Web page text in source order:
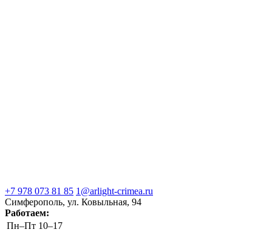
+7 978 073 81 85 1@arlight-crimea.ru
Симферополь, ул. Ковыльная, 94
Работаем:
Пн–Пт 10–17